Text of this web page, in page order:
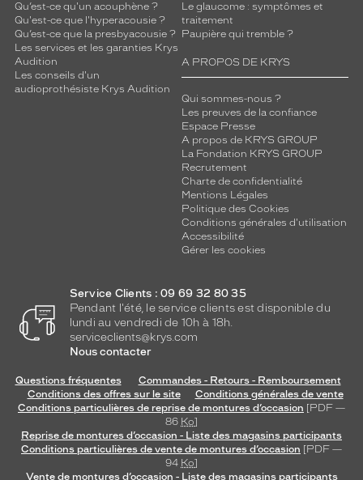
Qu’est-ce qu'un acouphène ?
Qu'est-ce que l'hyperacousie ?
Qu’est-ce que la presbyacousie ?
Les services et les garanties Krys
Audition
Les conseils d'un
audioprothésiste Krys Audition
Le glaucome : symptômes et
traitement
Paupière qui tremble ?
A PROPOS DE KRYS
Qui sommes-nous ?
Les preuves de la confiance
Espace Presse
A propos de KRYS GROUP
La Fondation KRYS GROUP
Recrutement
Charte de confidentialité
Mentions Légales
Politique des Cookies
Conditions générales d'utilisation
Accessibilité
Gérer les cookies
Service Clients : 09 69 32 80 35
Pendant l'été, le service clients est disponible du
lundi au vendredi de 10h à 18h.
serviceclients@krys.com
Nous contacter
Questions fréquentes
Commandes - Retours - Remboursement
Conditions des offres sur le site
Conditions générales de vente
Conditions particulières de reprise de montures d’occasion [PDF —
86 Ko]
Reprise de montures d’occasion - Liste des magasins participants
Conditions particulières de vente de montures d’occasion [PDF —
94 Ko]
Vente de montures d’occasion - Liste des magasins participants